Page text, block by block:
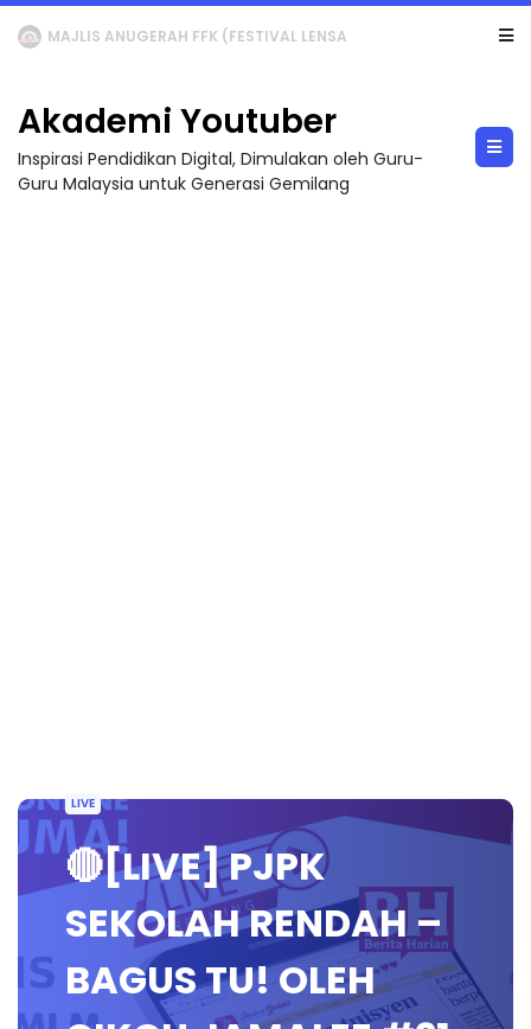
LIVE 🔴 [LIVE] MATEMATIK SR, WANG TAHUN 6 OLEH CIKGU ANITA #ALLINONE #141 #...
Akademi Youtuber
Inspirasi Pendidikan Digital, Dimulakan oleh Guru-
Guru Malaysia untuk Generasi Gemilang
LIVE
🔴[LIVE] PJPK
SEKOLAH RENDAH –
BAGUS TU! OLEH